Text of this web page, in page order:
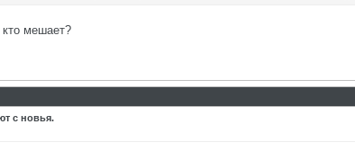
мешает?
с новья.